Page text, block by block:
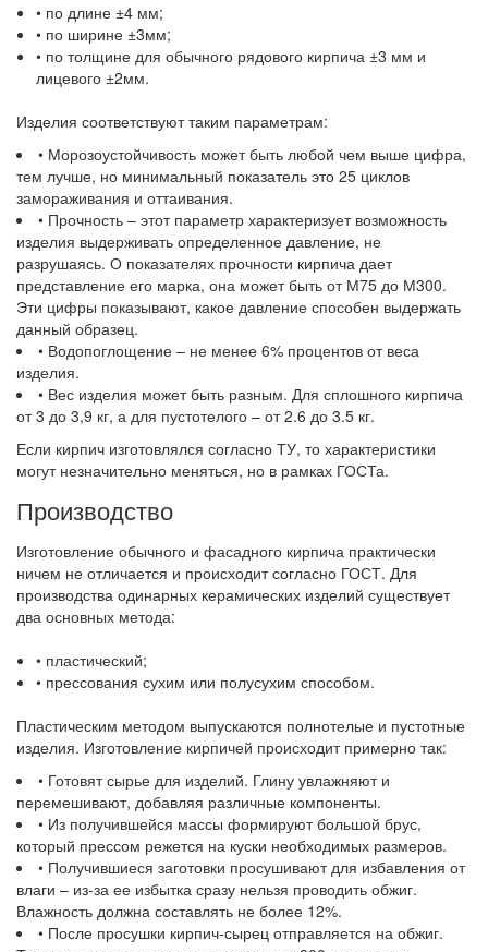
• по длине ±4 мм;
• по ширине ±3мм;
• по толщине для обычного рядового кирпича ±3 мм и
лицевого ±2мм.
Изделия соответствуют таким параметрам:
• Морозоустойчивость может быть любой чем выше цифра,
тем лучше, но минимальный показатель это 25 циклов
замораживания и оттаивания.
• Прочность – этот параметр характеризует возможность
изделия выдерживать определенное давление, не
разрушаясь. О показателях прочности кирпича дает
представление его марка, она может быть от М75 до М300.
Эти цифры показывают, какое давление способен выдержать
данный образец.
• Водопоглощение – не менее 6% процентов от веса
изделия.
• Вес изделия может быть разным. Для сплошного кирпича
от 3 до 3,9 кг, а для пустотелого – от 2.6 до 3.5 кг.
Если кирпич изготовлялся согласно ТУ, то характеристики
могут незначительно меняться, но в рамках ГОСТа.
Производство
Изготовление обычного и фасадного кирпича практически
ничем не отличается и происходит согласно ГОСТ. Для
производства одинарных керамических изделий существует
два основных метода:
• пластический;
• прессования сухим или полусухим способом.
Пластическим методом выпускаются полнотелые и пустотные
изделия. Изготовление кирпичей происходит примерно так:
• Готовят сырье для изделий. Глину увлажняют и
перемешивают, добавляя различные компоненты.
• Из получившейся массы формируют большой брус,
который прессом режется на куски необходимых размеров.
• Получившиеся заготовки просушивают для избавления от
влаги – из-за ее избытка сразу нельзя проводить обжиг.
Влажность должна составлять не более 12%.
• После просушки кирпич-сырец отправляется на обжиг.